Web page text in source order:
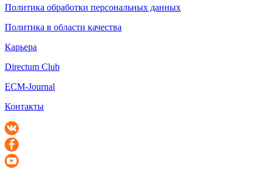
Политика обработки персональных данных
Политика в области качества
Карьера
Directum Club
ECM-Journal
Контакты